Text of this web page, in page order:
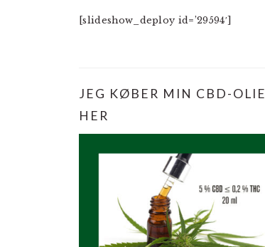
[slideshow_deploy id=’29594′]
JEG KØBER MIN CBD-OLIE
HER